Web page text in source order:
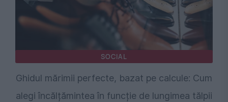
SOCIAL
Ghidul mărimii perfecte, bazat pe calcule: Cum
alegi încălțămintea în funcție de lungimea tălpii